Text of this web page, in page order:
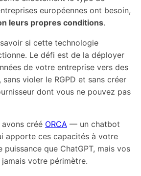
européennes ont besoin,
leurs propres conditions.
si cette technologie
Le défi est de la déployer
de votre entreprise vers des
sans violer le RGPD et sans créer
dont vous ne pouvez pas
avons créé ORCA — un chatbot
apporte ces capacités à votre
puissance que ChatGPT, mais vos
votre périmètre.